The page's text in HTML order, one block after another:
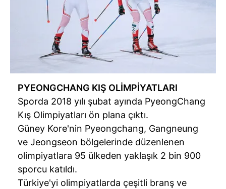
PYEONGCHANG KIŞ OLİMPİYATLARI
Sporda 2018 yılı şubat ayında PyeongChang
Kış Olimpiyatları ön plana çıktı.
Güney Kore'nin Pyeongchang, Gangneung
ve Jeongseon bölgelerinde düzenlenen
olimpiyatlara 95 ülkeden yaklaşık 2 bin 900
sporcu katıldı.
Türkiye'yi olimpiyatlarda çeşitli branş ve